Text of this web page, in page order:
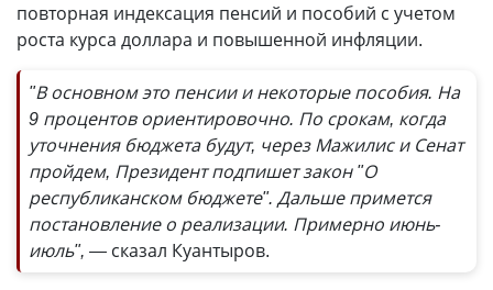
повторная индексация пенсий и пособий с учетом
роста курса доллара и повышенной инфляции.
"В основном это пенсии и некоторые пособия. На
9 процентов ориентировочно. По срокам, когда
уточнения бюджета будут, через Мажилис и Сенат
пройдем, Президент подпишет закон "О
республиканском бюджете". Дальше примется
постановление о реализации. Примерно июнь-
июль", — сказал Куантыров.